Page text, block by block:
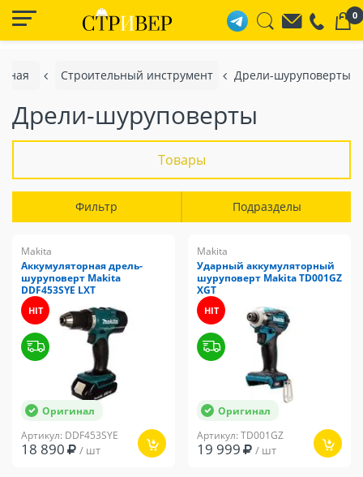
0
Строительный инструмент Дрели-шуруповерты
Дрели-шуруповерты
Товары
Фильтр Подразделы
Makita
Аккумуляторная дрель-
шуруповерт Makita
DDF453SYE LXT
HIT
Оригинал
Артикул: DDF453SYE
18 890 / шт
Makita
Ударный аккумуляторный
шуруповерт Makita TD001GZ
XGT
HIT
Оригинал
Артикул: TD001GZ
19 999 / шт